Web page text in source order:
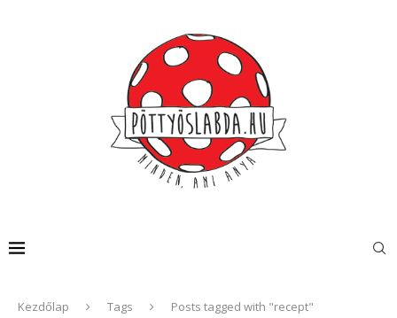
Kezdőlap Tags Posts tagged with "recept"